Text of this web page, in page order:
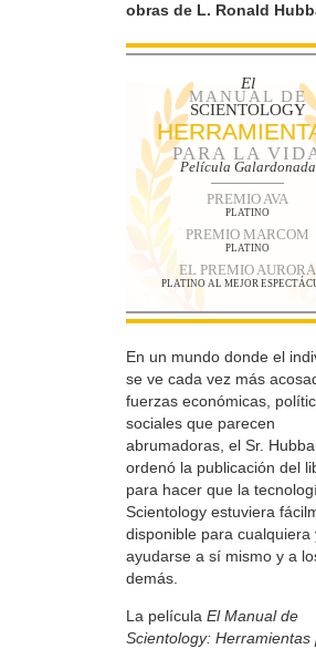
obras de L. Ronald
El
MANUAL DE
SCIENTOLOGY
PARA LA
Película Galardonada
PREMIO AVA
PLATINO
PREMIO MARCOM
PLATINO
EL PREMIO AURORA
PLATINO AL MEJOR
En un mundo donde el
se ve cada vez más
fuerzas económicas,
sociales que parecen
abrumadoras, el Sr.
ordenó la publicación del
para hacer que la
Scientology estuviera
disponible para cualquiera
ayudarse a sí mismo y a
demás.
La película El Manual de
Scientology: Herramientas